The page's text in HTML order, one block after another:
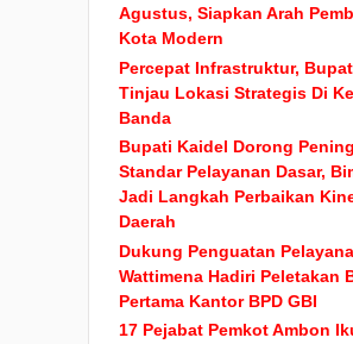
Agustus, Siapkan Arah
Kota Modern
Percepat Infrastruktur,
Tinjau Lokasi Strategis Di
Banda
Bupati Kaidel Dorong
Standar Pelayanan Dasar,
Jadi Langkah Perbaikan
Daerah
Dukung Penguatan
Wattimena Hadiri Peletakan
Pertama Kantor BPD GBI
17 Pejabat Pemkot Ambon